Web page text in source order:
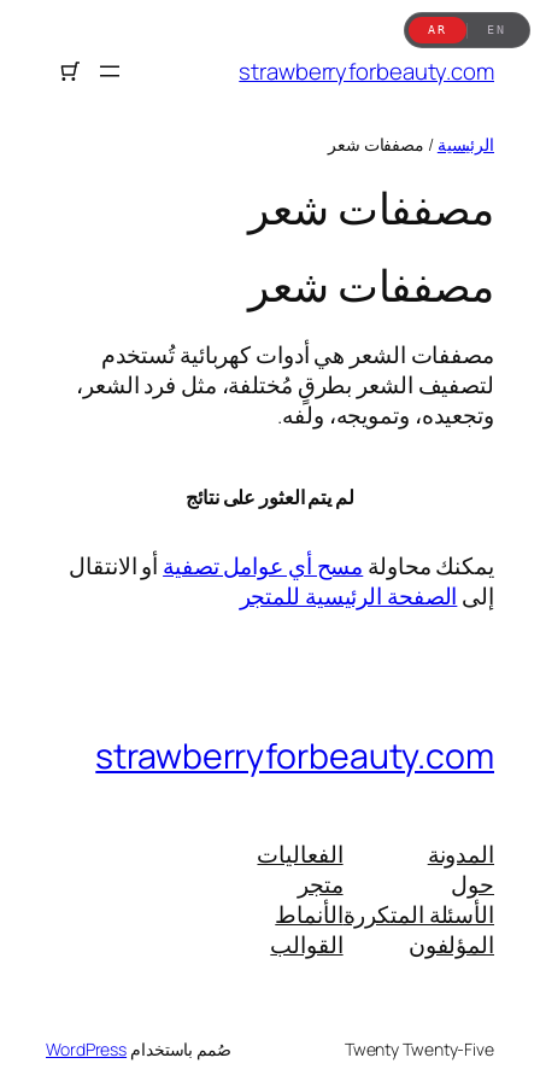
AR EN
تخطى
إلى
المحتوى
strawberryforbeauty.com
الرئيسية / مصففات شعر
مصففات شعر
مصففات شعر
مصففات الشعر هي أدوات كهربائية تُستخدم
لتصفيف الشعر بطرقٍ مُختلفة، مثل فرد الشعر،
وتجعيده، وتمويجه، ولفه.
لم يتم العثور على نتائج
يمكنك محاولة مسح أي عوامل تصفية أو الانتقال
إلى الصفحة الرئيسية للمتجر
strawberryforbeauty.com
المدونة
حول
الأسئلة المتكررة
المؤلفون
الفعاليات
متجر
الأنماط
القوالب
Twenty Twenty-Five صُمم باستخدام WordPress